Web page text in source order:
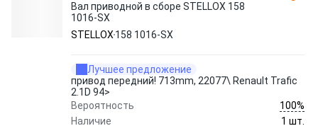
Вал приводной в сборе STELLOX 158
1016-SX
STELLOX 158 1016-SX
Лучшее предложение
привод передний! 713mm, 22077\ Renault Trafic
2.1D 94>
Вероятность
100%
Наличие
1 шт.